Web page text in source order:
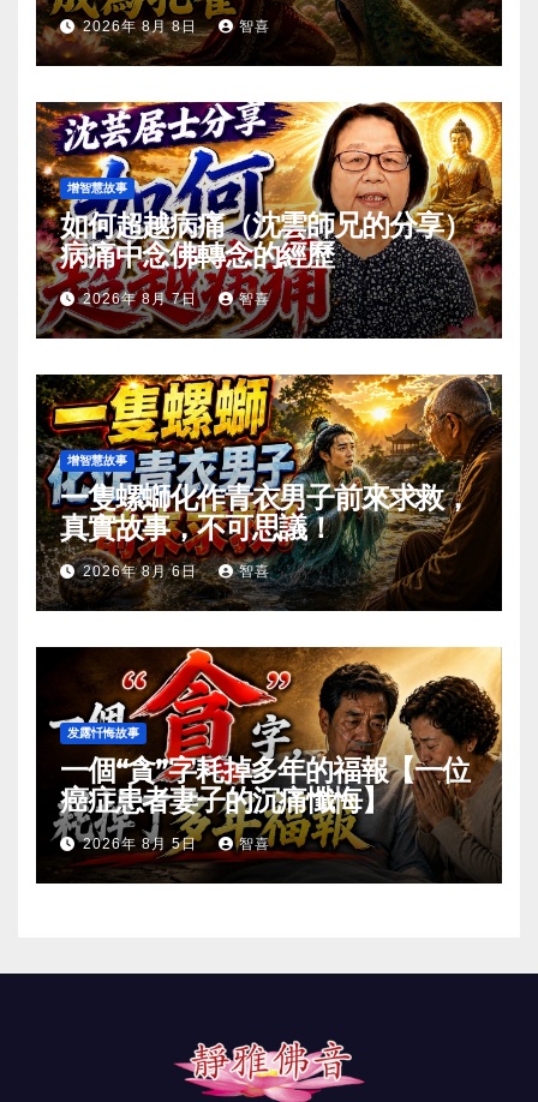
2026年 8月 8日 智喜
增智慧故事
如何超越病痛（沈雲師兄的分享）
病痛中念佛轉念的經歷
2026年 8月 7日 智喜
增智慧故事
一隻螺螄化作青衣男子前來求救，
真實故事，不可思議！
2026年 8月 6日 智喜
发露忏悔故事
一個“貪”字耗掉多年的福報【一位
癌症患者妻子的沉痛懺悔】
2026年 8月 5日 智喜